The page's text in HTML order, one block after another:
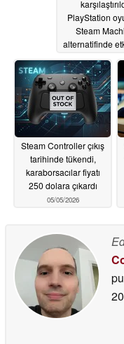
PlayStation
Steam
alternatifinde
05/06/2026
Steam Controller çıkış
tarihinde tükendi,
karaborsacılar fiyatı
250 dolara çıkardı
05/05/2026